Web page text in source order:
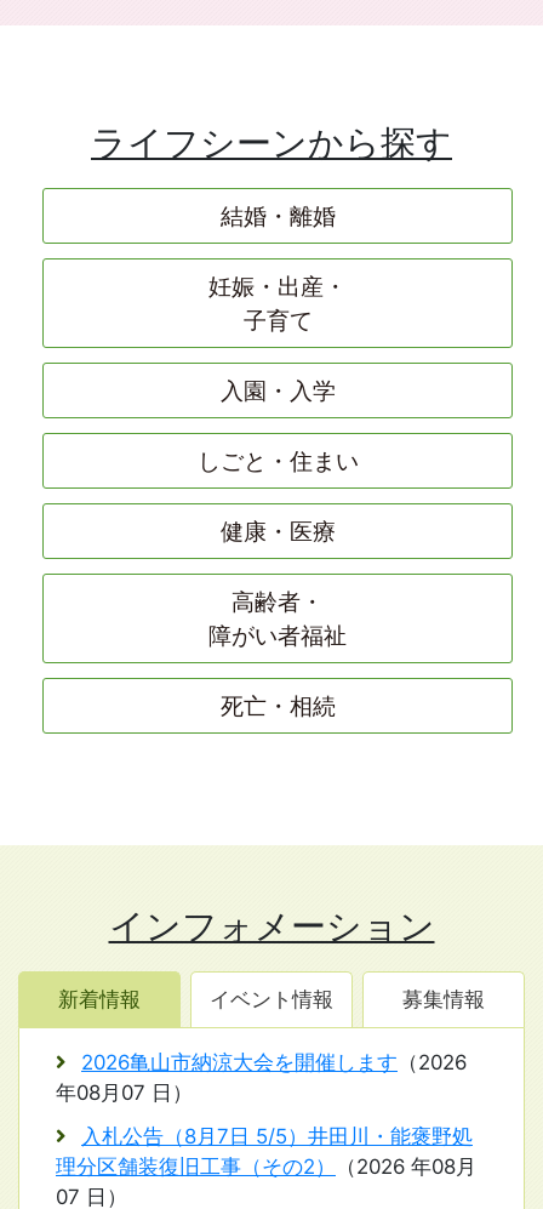
ライフシーンから探す
結婚・離婚
妊娠・出産・
子育て
入園・入学
しごと・住まい
健康・医療
高齢者・
障がい者福祉
死亡・相続
インフォメーション
新着情報 イベント情報 募集情報
2026亀山市納涼大会を開催します （2026
年08月07 日 ）
入札公告（8月7日 5/5）井田川・能褒野処
理分区舗装復旧工事（その2）
（2026 年08月
07 日 ）